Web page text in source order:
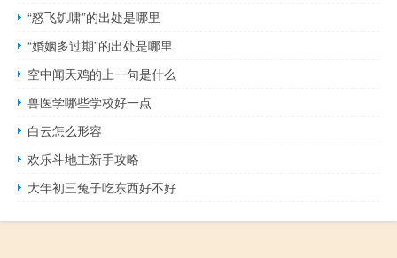
“怒飞饥啸”的出处是哪里
“婚姻多过期”的出处是哪里
空中闻天鸡的上一句是什么
兽医学哪些学校好一点
白云怎么形容
欢乐斗地主新手攻略
大年初三兔子吃东西好不好